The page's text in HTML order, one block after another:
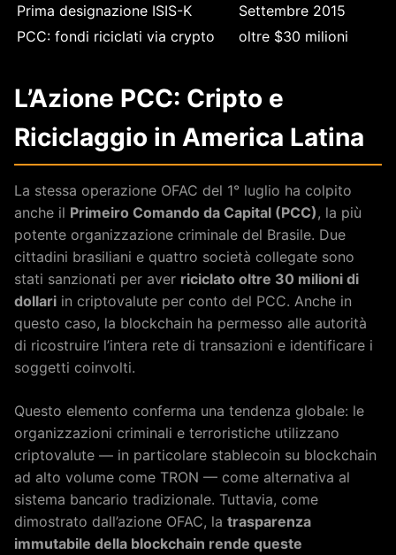
Prima designazione ISIS-K
Settembre 2015
PCC: fondi riciclati via crypto
oltre $30 milioni
L’Azione PCC: Cripto e
Riciclaggio in America Latina
La stessa operazione OFAC del 1° luglio ha colpito
anche il Primeiro Comando da Capital (PCC), la più
potente organizzazione criminale del Brasile. Due
cittadini brasiliani e quattro società collegate sono
stati sanzionati per aver riciclato oltre 30 milioni di
dollari in criptovalute per conto del PCC. Anche in
questo caso, la blockchain ha permesso alle autorità
di ricostruire l’intera rete di transazioni e identificare i
soggetti coinvolti.
Questo elemento conferma una tendenza globale: le
organizzazioni criminali e terroristiche utilizzano
criptovalute — in particolare stablecoin su blockchain
ad alto volume come TRON — come alternativa al
sistema bancario tradizionale. Tuttavia, come
dimostrato dall’azione OFAC, la trasparenza
immutabile della blockchain rende queste